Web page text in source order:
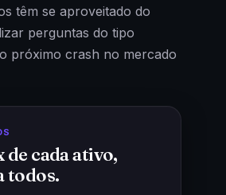
têm se aproveitado do
perguntas do tipo
próximo crash no mercado
de cada ativo,
todos.